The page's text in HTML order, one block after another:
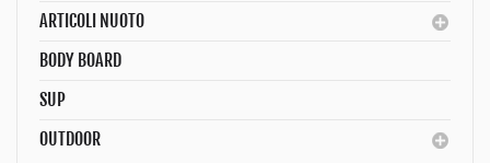
ARTICOLI NUOTO
BODY BOARD
SUP
OUTDOOR